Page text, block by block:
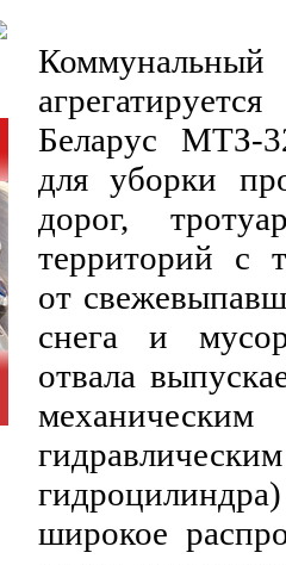
Беларус МТЗ-
для уборки
дорог,
территорий с
от
снега и
отвала
широкое